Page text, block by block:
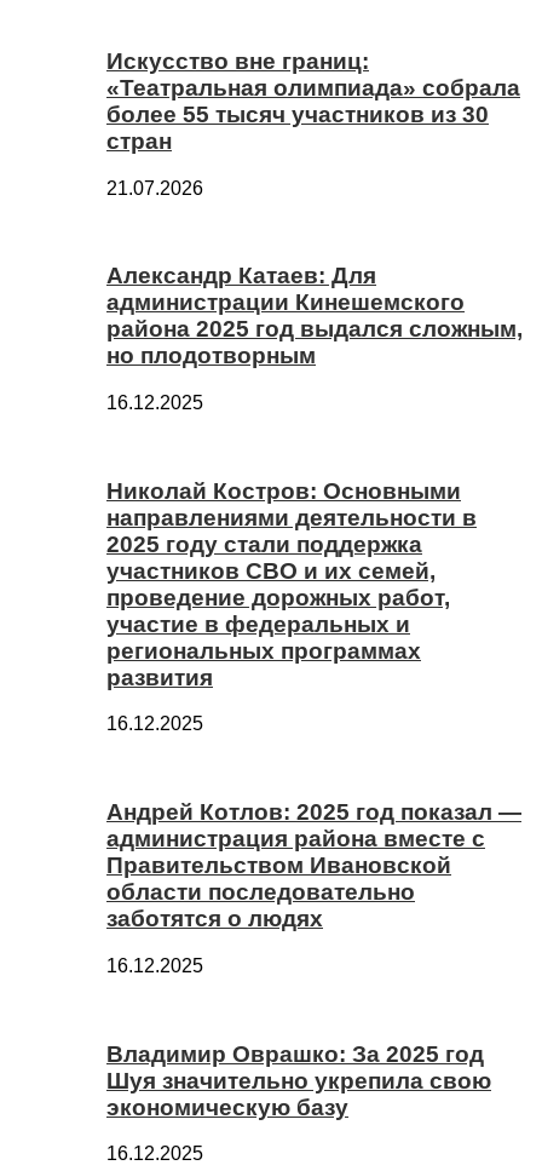
Искусство вне границ:
«Театральная олимпиада» собрала
более 55 тысяч участников из 30
стран
21.07.2026
Александр Катаев: Для
администрации Кинешемского
района 2025 год выдался сложным,
но плодотворным
16.12.2025
Николай Костров: Основными
направлениями деятельности в
2025 году стали поддержка
участников СВО и их семей,
проведение дорожных работ,
участие в федеральных и
региональных программах
развития
16.12.2025
Андрей Котлов: 2025 год показал —
администрация района вместе с
Правительством Ивановской
области последовательно
заботятся о людях
16.12.2025
Владимир Оврашко: За 2025 год
Шуя значительно укрепила свою
экономическую базу
16.12.2025